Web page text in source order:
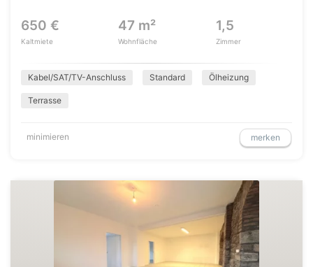
650 €
Kaltmiete
47 m²
Wohnfläche
1,5
Zimmer
Kabel/SAT/TV-Anschluss Standard Ölheizung
Terrasse
minimieren merken